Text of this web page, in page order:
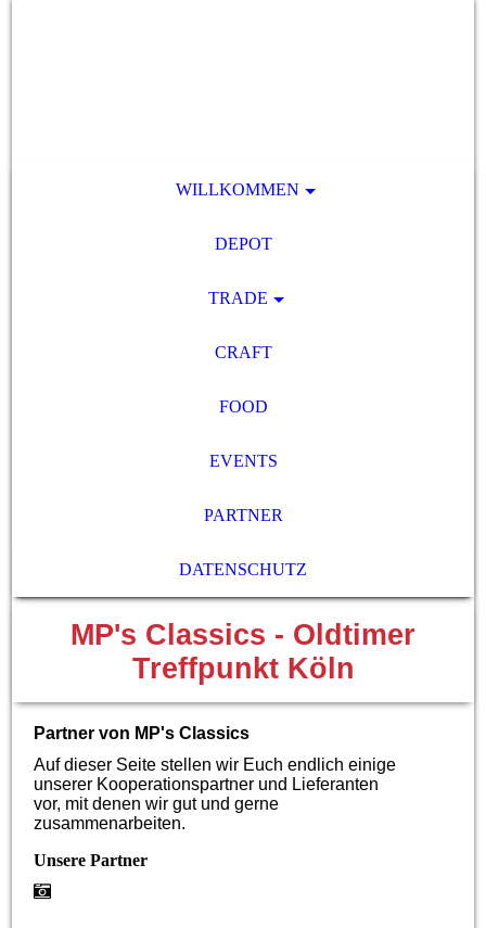
WILLKOMMEN
DEPOT
TRADE
CRAFT
FOOD
EVENTS
PARTNER
DATENSCHUTZ
MP's Classics - Oldtimer
Treffpunkt Köln
Partner von MP's Classics
Auf dieser Seite stellen wir Euch endlich einige
unserer Kooperationspartner und Lieferanten
vor, mit denen wir gut und gerne
zusammenarbeiten.
Unsere Partner